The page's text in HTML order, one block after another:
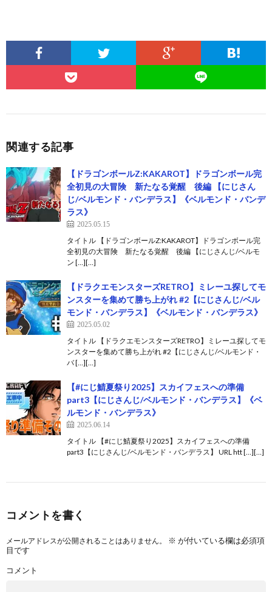
関連する記事
【ドラゴンボールZ:KAKAROT】ドラゴンボール完
全初見の大冒険 新たなる覚醒 後編 【にじさん
じ/ベルモンド・バンデラス】《ベルモンド・バンデ
ラス》
2025.05.15
タイトル 【ドラゴンボールZ:KAKAROT】ドラゴンボール完
全初見の大冒険 新たなる覚醒 後編 【にじさんじ/ベルモ
ン […][…]
【ドラクエモンスターズRETRO】ミレーユ探してモ
ンスターを集めて勝ち上がれ #2【にじさんじ/ベル
モンド・バンデラス】《ベルモンド・バンデラス》
2025.05.02
タイトル 【ドラクエモンスターズRETRO】ミレーユ探してモ
ンスターを集めて勝ち上がれ #2【にじさんじ/ベルモンド・
バ […][…]
【#にじ鯖夏祭り2025】スカイフェスへの準備
part3【にじさんじ/ベルモンド・バンデラス】《ベ
ルモンド・バンデラス》
2025.06.14
タイトル 【#にじ鯖夏祭り2025】スカイフェスへの準備
part3【にじさんじ/ベルモンド・バンデラス】 URL htt […][…]
コメントを書く
メールアドレスが公開されることはありません。 ※ が付いている欄は必須項
目です
コメント